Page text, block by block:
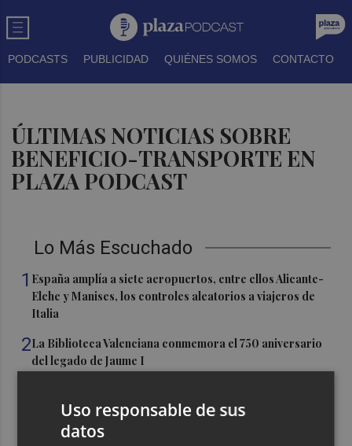
PODCASTS PUBLICIDAD QUIÉNES SOMOS CONTACTO
ÚLTIMAS NOTICIAS SOBRE
BENEFICIO-TRANSPORTE EN
PLAZA PODCAST
Lo Más Escuchado
1 España amplía a siete aeropuertos, entre ellos Alicante-
Elche y Manises, los controles aleatorios a viajeros de
Italia
2La Biblioteca Valenciana conmemora el 750 aniversario
del legado de Jaume I
vuelve a abrazar en las playas por el Mar Menor
Levantan el confinamiento del municipio castellonense
Uso responsable de sus
datos